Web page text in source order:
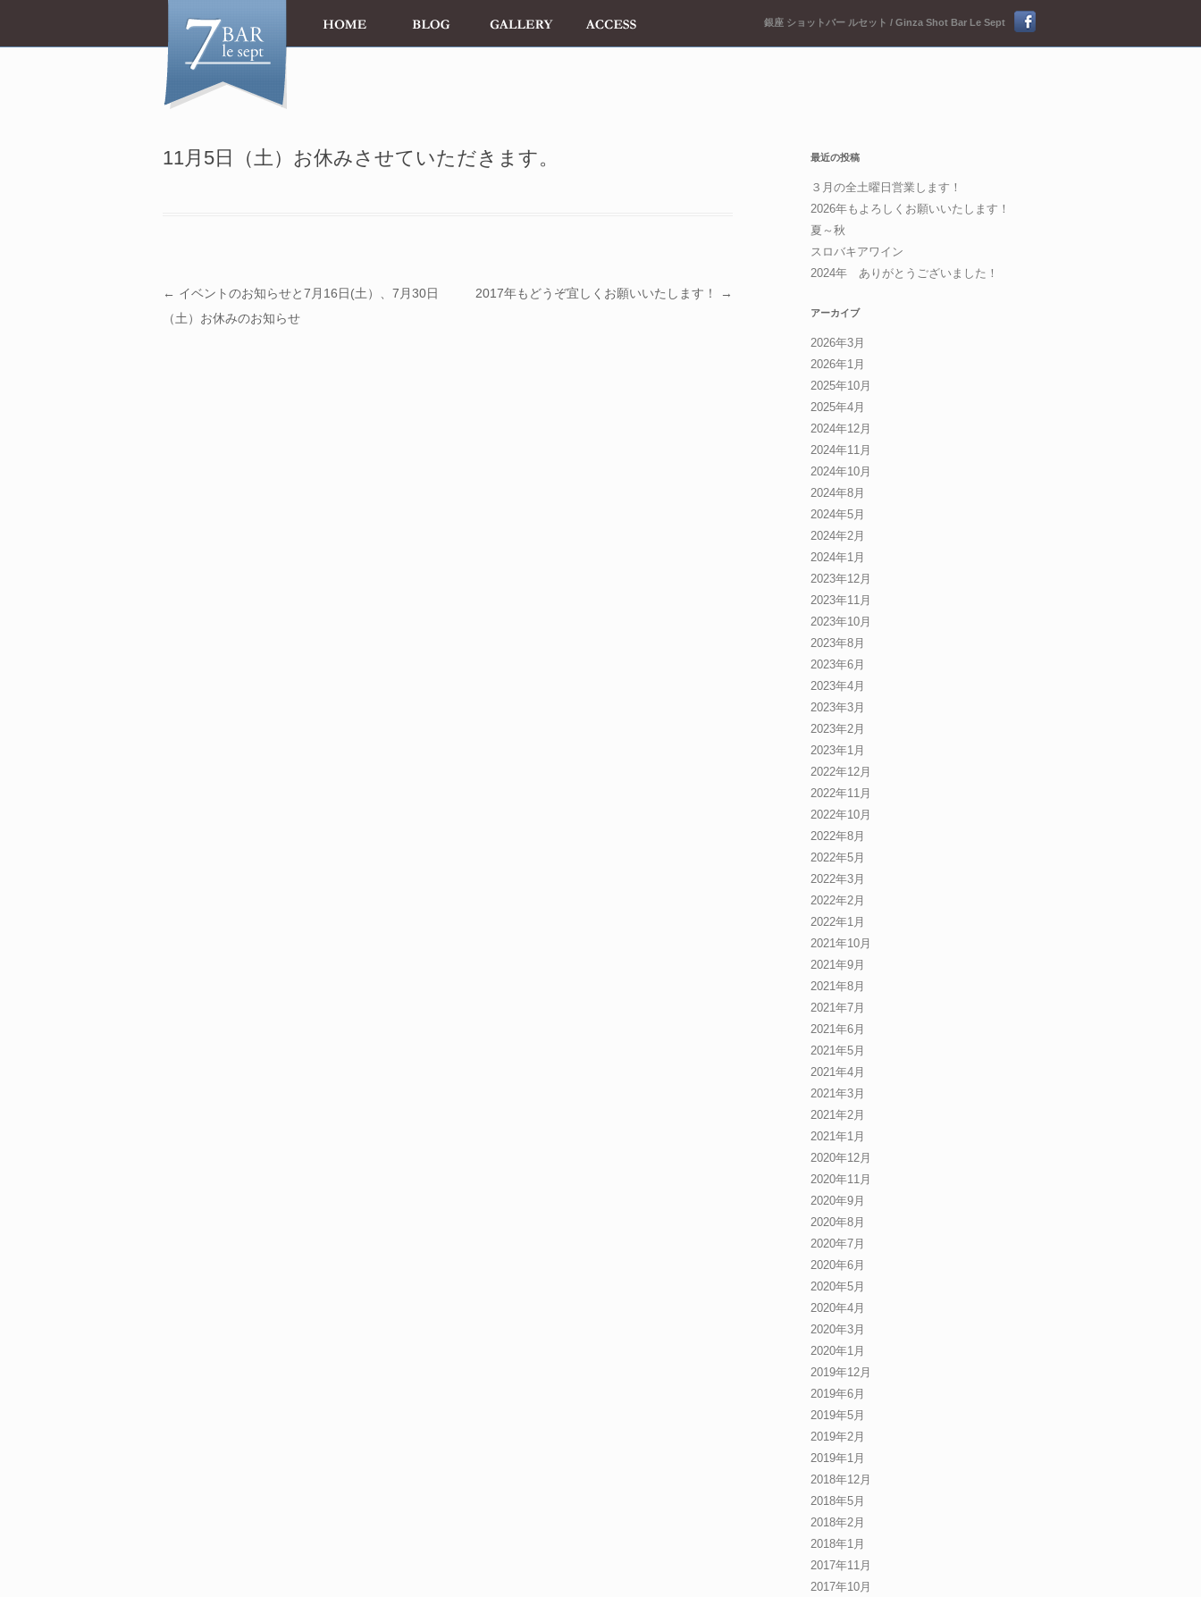
銀座 ショットバー ルセット / Ginza Shot Bar Le Sept
11月5日（土）お休みさせていただきます。
投稿ナビゲーション
← イベントのお知らせと7月16日(土）、7月30日
（土）お休みのお知らせ
2017年もどうぞ宜しくお願いいたします！ →
最近の投稿
３月の全土曜日営業します！
2026年もよろしくお願いいたします！
夏～秋
スロバキアワイン
2024年 ありがとうございました！
アーカイブ
2026年3月
2026年1月
2025年10月
2025年4月
2024年12月
2024年11月
2024年10月
2024年8月
2024年5月
2024年2月
2024年1月
2023年12月
2023年11月
2023年10月
2023年8月
2023年6月
2023年4月
2023年3月
2023年2月
2023年1月
2022年12月
2022年11月
2022年10月
2022年8月
2022年5月
2022年3月
2022年2月
2022年1月
2021年10月
2021年9月
2021年8月
2021年7月
2021年6月
2021年5月
2021年4月
2021年3月
2021年2月
2021年1月
2020年12月
2020年11月
2020年9月
2020年8月
2020年7月
2020年6月
2020年5月
2020年4月
2020年3月
2020年1月
2019年12月
2019年6月
2019年5月
2019年2月
2019年1月
2018年12月
2018年5月
2018年2月
2018年1月
2017年11月
2017年10月